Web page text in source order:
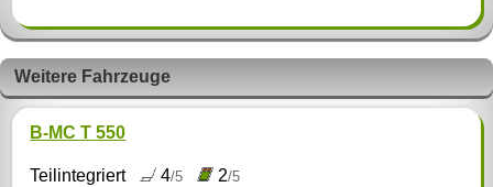
Weitere Fahrzeuge
B-MC T 550
Teilintegriert 4/5 2/5